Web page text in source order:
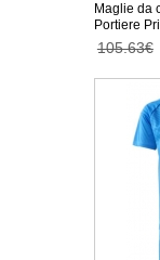
Maglie da
Portiere
Corta
105.63€